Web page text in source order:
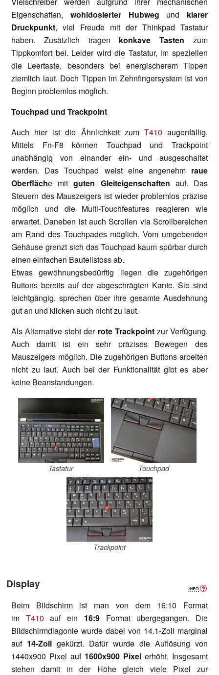
Eigenschaften, wohldosierter Hubweg und klarer
Druckpunkt, viel Freude mit der Thinkpad Tastatur
haben. Zusätzlich tragen konkave Tasten zum
Tippkomfort bei. Leider wird die Tastatur, im speziellen
die Leertaste, besonders bei energischerem Tippen
ziemlich laut. Doch Tippen im Zehnfingersystem ist von
Beginn problemlos möglich.
Touchpad und Trackpoint
Auch hier ist die Ähnlichkeit zum T410 augenfällig.
Mittels Fn-F8 können Touchpad und Trackpoint
unabhängig von einander ein- und ausgeschaltet
werden. Das Touchpad weist eine angenehm raue
Oberfläche mitguten Gleiteigenschaften auf. Das
Steuern des Mauszeigers ist wieder problemlos präzise
möglich und die Multi-Touchfeatures reagieren wie
erwartet. Daneben ist auch Scrollen via Scrollbereichen
am Rand des Touchpades möglich. Vom umgebenden
Gehäuse grenzt sich das Touchpad kaum spürbar durch
einen einfachen Bauteilstoss ab.
Etwas gewöhnungsbedürftig liegen die zugehörigen
Buttons bereits auf der abgeschrägten Kante. Sie sind
leichtgängig, sprechen über ihre gesamte Ausdehnung
gut an und klicken auch nicht zu laut.
Als Alternative steht der rote Trackpointzur Verfügung.
Auch damit ist ein sehr präzises Bewegen des
Mauszeigers möglich. Die zugehörigen Buttons arbeiten
nicht zu laut. Auch bei der Funktionalität gibt es aber
keine Beanstandungen.
Tastatur Touchpad
Trackpoint
Display
Beim Bildschirm ist man von dem 16:10 Format
im T410 auf ein 16:9Format übergegangen. Die
Bildschirmdiagonle wurde dabei von 14.1-Zoll marginal
auf 14-Zoll gekürzt. Dafür wurde die Auflösung von
1440x900 Pixel auf 1600x900 Pixel erhöht. Insgesamt
stehen damit in der Höhe gleich viele Pixel zur